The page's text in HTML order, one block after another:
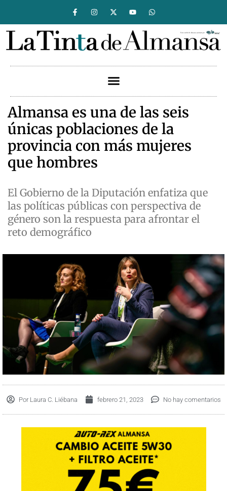
Almansa es una de las seis
únicas poblaciones de la
provincia con más mujeres
que hombres
El Gobierno de la Diputación enfatiza que
las políticas públicas con perspectiva de
género son la respuesta para afrontar el
reto demográfico
PorLaura C. Liébana febrero 21, 2023 No hay comentarios